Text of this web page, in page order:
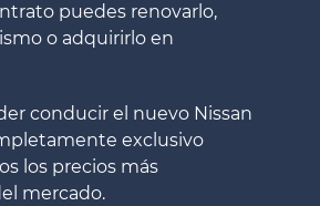
puedes renovarlo,
o adquirirlo en
conducir el nuevo Nissan
exclusivo
los precios más
mercado.